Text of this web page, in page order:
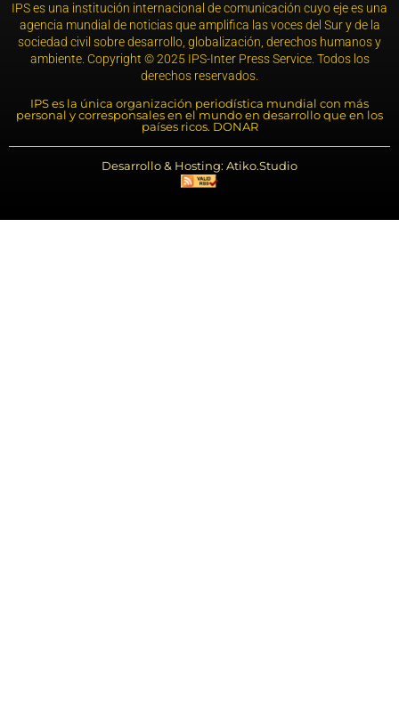
IPS es una institución internacional de comunicación cuyo eje es una
agencia mundial de noticias que amplifica las voces del Sur y de la
sociedad civil sobre desarrollo, globalización, derechos humanos y
ambiente. Copyright © 2025 IPS-Inter Press Service. Todos los
derechos reservados.
IPS es la única organización periodística mundial con más
personal y corresponsales en el mundo en desarrollo que en los
países ricos. DONAR
Desarrollo & Hosting: Atiko.Studio